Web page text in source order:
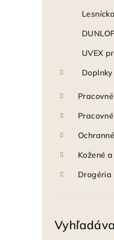
UVEX
Kožené
Drogéria